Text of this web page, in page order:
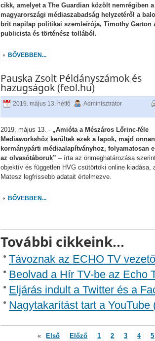
cikk, amelyet a The Guardian közölt nemrégiben a
magyarországi médiaszabadság helyzetéről a
brit napilap politikai szemleírója, Timothy Garton
publicista és történész tollából.
BŐVEBBEN...
Pauska Zsolt Példányszámok és
hazugságok (feol.hu)
2019. május 13. hétfő Adminisztrátor
2019. május 13. - „Amióta a Mészáros Lőrinc-féle
Mediaworkshöz kerültek ezek a lapok, majd
kormánypárti médiaalapítványhoz, folyamatosan
az olvasótáboruk” – írta az önmeghatározása
objektív és független HVG csütörtöki online kiadása,
Matesz legfrissebb adatait értelmezve.
BŐVEBBEN...
További cikkeink...
Távoznak az ECHO TV
Beolvad a Hír TV-be az Echo
Eljárás indult a Twitter és a
Nagytakarítást tart a YouTube
« Első Előző 1 2 3 4 5